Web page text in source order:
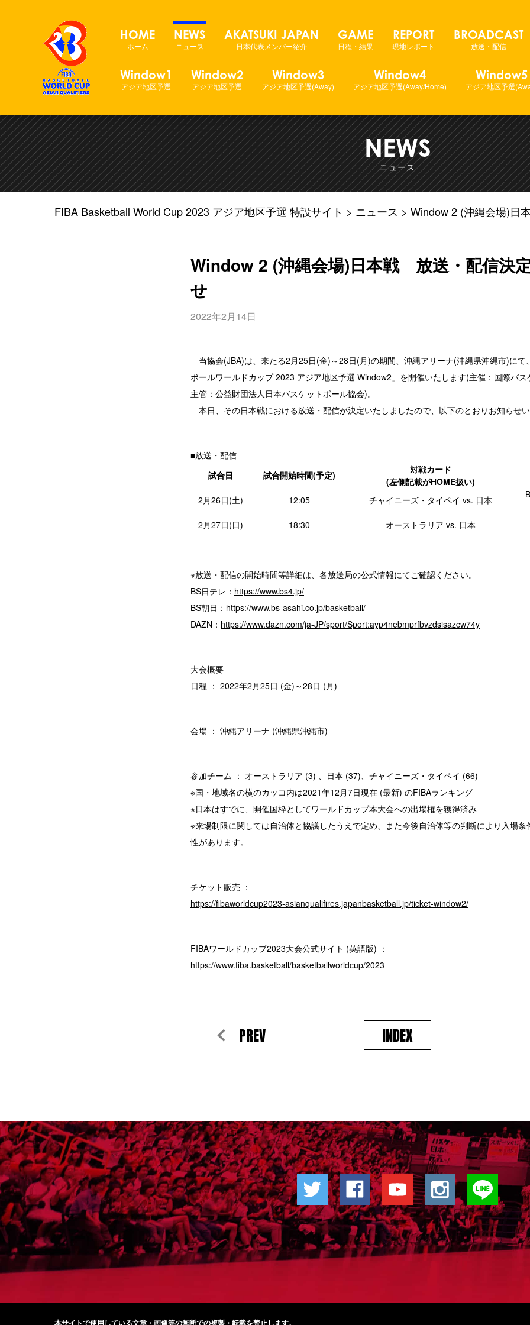
FIBAバスケットボールワールドカップ2023 アジア地区予選
HOME
ホーム
NEWS
ニュース
AKATSUKI JAPAN
日本代表メンバー紹介
GAME
日程・結果
REPORT
現地レポート
BROADCAST
放送・配信
Window1
アジア地区予選
Window2
アジア地区予選
Window3
アジア地区予選(Away)
Window4
アジア地区予選(Away/Home)
Window5
アジア地区予選
NEWS
ニュース
FIBA Basketball World Cup 2023 アジア地区予選 特設サイト ニュース Window 2 (沖縄会場)日
Window 2 (沖縄会場)日本戦 放送・配信決
せ
2022年2月14日
当協会(JBA)は、来たる2月25日(金)～28日(月)の期間、沖縄アリーナ(沖縄県沖縄市)にて
ボールワールドカップ 2023 アジア地区予選 Window2」を開催いたします(主催：国際バ
主管：公益財団法人日本バスケットボール協会)。
本日、その日本戦における放送・配信が決定いたしましたので、以下のとおりお知らせい
■放送・配信
試合日
試合開始時間(予定)
対戦カード
(左側記載がHOME扱い)
2月26日(土) 12:05 チャイニーズ・タイペイ vs. 日本
2月27日(日)
18:30 オーストラリア vs. 日本
※放送・配信の開始時間等詳細は、各放送局の公式情報にてご確認ください。
BS日テレ： https://www.bs4.jp/
BS朝日： https://www.bs-asahi.co.jp/basketball/
DAZN： https://www.dazn.com/ja-JP/sport/Sport:ayp4nebmprfbvzdsisazcw74y
大会概要
日程 ： 2022年2月25日 (金)～28日 (月)
会場 ： 沖縄アリーナ (沖縄県沖縄市)
参加チーム ： オーストラリア (3) 、日本 (37)、チャイニーズ・タイペイ (66)
※国・地域名の横のカッコ内は2021年12月7日現在 (最新) のFIBAランキング
※日本はすでに、開催国枠としてワールドカップ本大会への出場権を獲得済み
※来場制限に関しては自治体と協議したうえで定め、また今後自治体等の判断により入場
性があります。
チケット販売 ：
https://fibaworldcup2023-asianqualifires.japanbasketball.jp/ticket-window2/
FIBAワールドカップ2023大会公式サイト (英語版) ：
https://www.fiba.basketball/basketballworldcup/2023
PREV INDEX
本サイトで使用している文章・画像等の無断での複製・転載を禁止します。